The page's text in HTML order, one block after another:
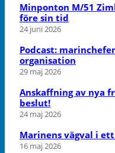
Minponton M/51
före sin tid
24 juni 2026
Podcast:
organisation
29 maj 2026
Anskaffning av nya
beslut!
24 maj 2026
Marinens vägval i
16 maj 2026